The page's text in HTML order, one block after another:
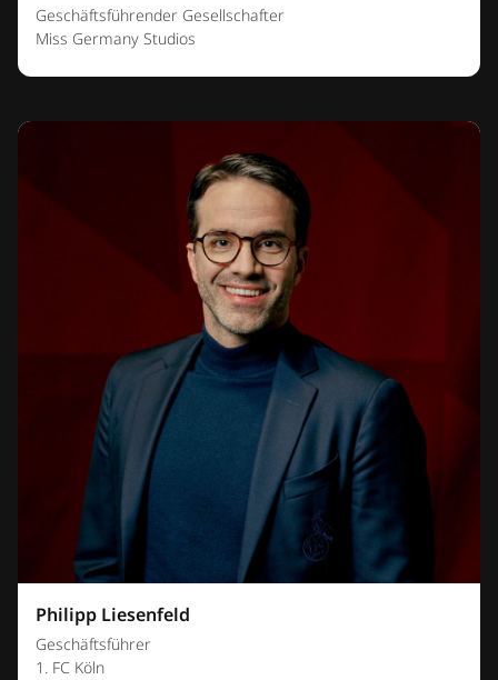
Geschäftsführender Gesellschafter
Miss Germany Studios
Philipp Liesenfeld
Geschäftsführer
1. FC Köln